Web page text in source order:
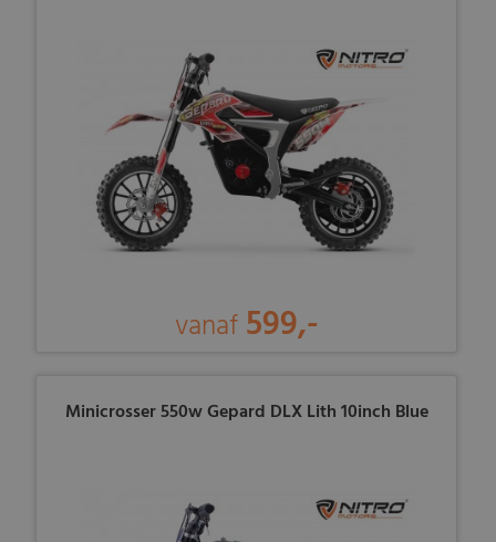
vanaf 599,-
Minicrosser 550w Gepard DLX Lith 10inch Blue